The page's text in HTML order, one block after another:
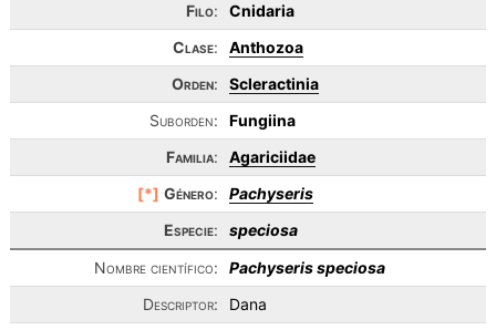
Filo:
Cnidaria
Clase:
Anthozoa
Orden:
Scleractinia
Suborden:
Fungiina
Familia:
Agariciidae
[*] Género:
Pachyseris
Especie:
speciosa
Nombre científico:
Pachyseris speciosa
Descriptor:
Dana